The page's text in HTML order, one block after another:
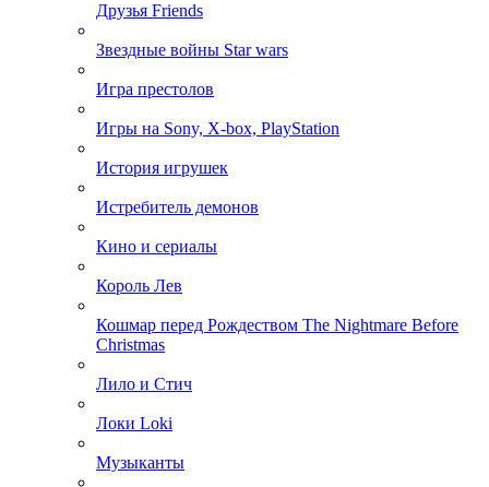
Друзья Friends
Звездные войны Star wars
Игра престолов
Игры на Sony, X-box, PlayStation
История игрушек
Истребитель демонов
Кино и сериалы
Король Лев
Кошмар перед Рождеством The Nightmare Before
Christmas
Лило и Стич
Локи Loki
Музыканты